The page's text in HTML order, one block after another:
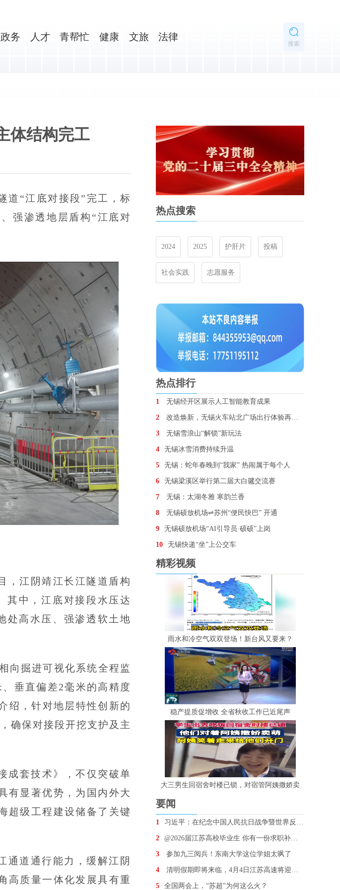
政务 人才 青帮忙 健康 文旅 法律
搜索
体结构完工
道“江底对接段”完工，标
强渗透地层盾构“江底对
，江阴靖江长江隧道盾构
其中，江底对接段水压达
处高水压、强渗透软土地
向掘进可视化系统全程监
垂直偏差2毫米的高精度
绍，针对地层特性创新的
确保对接段开挖支护及主
成套技术》，不仅突破单
有显著优势，为国内外大
超级工程建设储备了关键
通道通行能力，缓解江阴
高质量一体化发展具有重
热点搜索
2024 2025 护肝片 投稿
社会实践 志愿服务
热点排行
1 无锡经开区展示人工智能教育成果
2 改造焕新，无锡火车站北广场出行体验再升级
3 无锡雪浪山“解锁”新玩法
4 无锡冰雪消费持续升温
5 无锡：蛇年春晚到“我家” 热闹属于每个人
6 无锡梁溪区举行第二届大白毽交流赛
7 无锡：太湖冬雅 寒韵兰香
8 无锡硕放机场⇌苏州“便民快巴” 开通
9 无锡硕放机场“AI引导员·硕硕”上岗
10 无锡快递“坐”上公交车
精彩视频
雨水和冷空气双双登场！新台风又要来？
稳产提质促增收 全省秋收工作已近尾声
大三男生回宿舍时楼已锁，对宿管阿姨撒娇卖
要闻
1 习近平：在纪念中国人民抗日战争暨世界反法西斯战争胜
2 @2026届江苏高校毕业生 你有一份求职补贴待领取
3 参加九三阅兵！东南大学这位学姐太飒了
4 清明假期即将来临，4月4日江苏高速将迎车流最高峰
5 全国两会上，“苏超”为何这么火？